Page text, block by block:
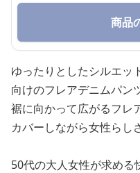
商品
ゆったりとしたシルエッ
向けのフレアデニムパン
裾に向かって広がるフレ
カバーしながら女性らし
50代の大人女性が求め